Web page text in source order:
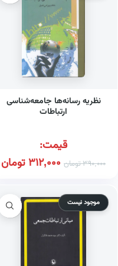
نظریه رسانه‌ها جامعه‌شناسی
ارتباطات
قیمت:
390,000تومان 312,000تومان
موجود نیست